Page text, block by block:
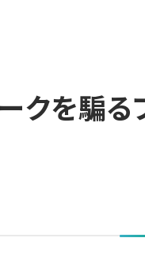
クを騙る